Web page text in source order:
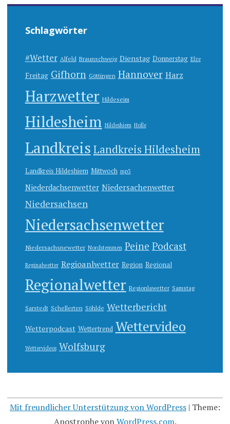
Schlagwörter
#Wetter Alfeld Braunschweig Dienstag Donnerstag Elze
Freitag Gifhorn Göttingen Hannover Harz
Harzwetter Hildeseim
Hildesheim Hildeshiem Holle
Landkreis Landkreis Hildesheim
Landkreis Hildeshiem Mittwoch mp3
Niederdachsenwetter Niedersachenwetter
Niedersachsen
Niedersachsenwetter
Niedersachsnewetter Nordstemmen Peine Podcast
Reginalwetter Regioanlwetter Region Regional
Regionalwetter Regionlawetter Samstag
Sarstedt Schellerten Söhlde Wetterbericht
Wetterpodcast Wettertrend Wettervideo
Wettervideos Wolfsburg
Mit freundlicher Unterstützung von WordPress | Theme:
Apostrophe von WordPress.com.